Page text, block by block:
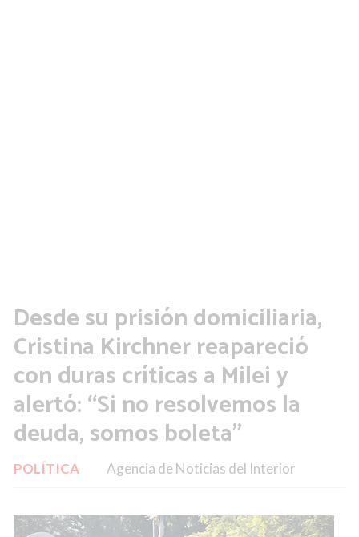
Desde su prisión domiciliaria,
Cristina Kirchner reapareció
con duras críticas a Milei y
alertó: “Si no resolvemos la
deuda, somos boleta”
POLÍTICA Agencia de Noticias del Interior